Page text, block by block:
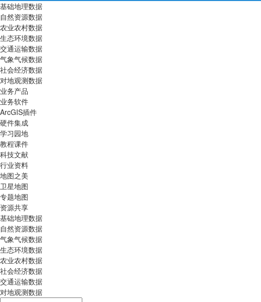
基础地理数据
自然资源数据
农业农村数据
生态环境数据
交通运输数据
气象气候数据
社会经济数据
对地观测数据
业务产品
业务软件
ArcGIS插件
硬件集成
学习园地
教程课件
科技文献
行业资料
地图之美
卫星地图
专题地图
资源共享
基础地理数据
自然资源数据
气象气候数据
生态环境数据
农业农村数据
社会经济数据
交通运输数据
对地观测数据